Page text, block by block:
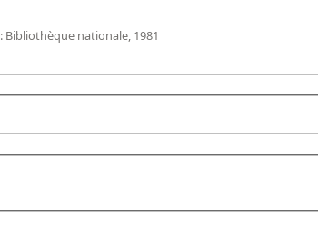
Bibliothèque nationale, 1981